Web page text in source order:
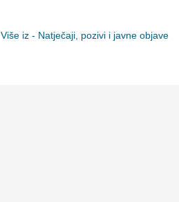
Više iz - Natječaji, pozivi i javne objave